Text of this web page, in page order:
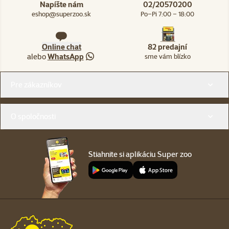
Napíšte nám
eshop@superzoo.sk
02/20570200
Po–Pi 7:00 – 18:00
Online chat
aleboWhatsApp
82 predajní
sme vám blízko
Stiahnite si aplikáciu Super zoo